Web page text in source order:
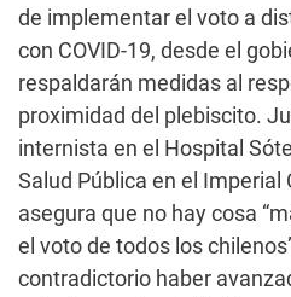
de implementar el voto a
con COVID-19, desde el
respaldarán medidas al
proximidad del plebiscito.
internista en el Hospital
Salud Pública en el Imperial
asegura que no hay cosa
el voto de todos los
contradictorio haber